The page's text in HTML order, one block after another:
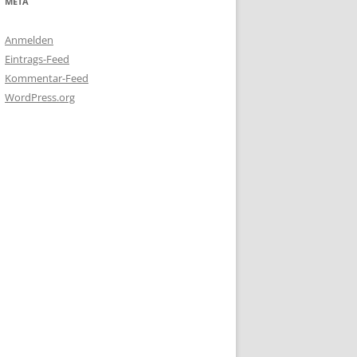
Anmelden
Eintrags-Feed
Kommentar-Feed
WordPress.org